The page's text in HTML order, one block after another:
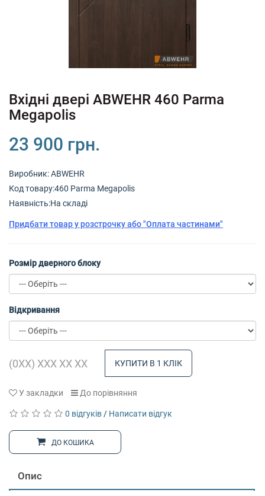
+380 (67) 380 73 18
Вхідні двері ABWEHR 460 Parma
Megapolis
23 900 грн.
Виробник:ABWEHR
Код товару:460 Parma Megapolis
Наявність:На складі
Придбати товар у розстрочку або "Оплата частинами"
Розмір дверного блоку
Відкривання
КУПИТИ В 1 КЛІК
У закладки До порівняння
0 відгуків / Написати відгук
ДО КОШИКА
Опис